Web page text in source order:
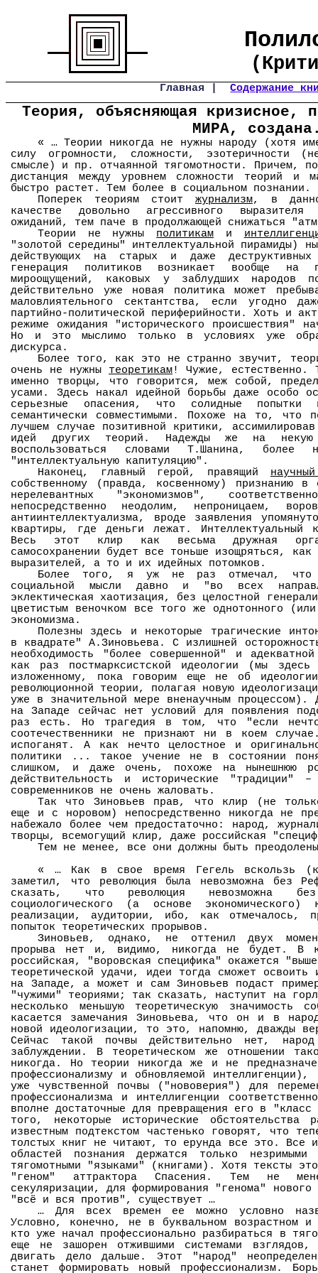
Главная | Содержание
Теория, объясняющая кризисное,
МИРА,
« … Теории никогда не нужны народу (хотя
силу огромности, сложности, эзотеричности
смысле) и пр. отчаянной тягомотности. Причем,
дистанция между уровнем сложности теорий и
быстро растет. Тем более в социальном познании.
Поперек теориям стоит журнализм, в
качестве довольно агрессивного выразителя
ожиданий, тем паче в продолжающей снижаться
Теории не нужны политикам и
"золотой середины" интеллектуальной пирамиды)
действующих на старых и даже
генерация политиков возникает вообще на
мироощущений, каковых у заблудших
действительно уже новая политика может
маловлиятельного сектантства, если угодно
партийно-политической периферийности. Хоть и
режиме ожидания "исторического происшествия"
Но и это мыслимо только в условиях уже
дискурса.
Более того, как это не странно звучит,
очень не нужны теоретикам! Чужие, естественно.
именно творцы, что говорится, меж собой,
усами. Здесь накал идейной борьбы даже особо
серьезные опасения, что солидные
семантически совместимыми. Похоже на то, что
лучшем случае позитивной критики,
идей других теорий. Надежды же на некую
воспользоваться словами Т.Шанина, более
"интеллектуальную капитуляцию".
Наконец, главный герой, правящий
собственному (правда, косвенному) признанию
нерелевантных "экономизмов",
непосредственно неодолим, непроницаем,
антиинтеллектуализма, вроде заявления
квартиры, где деньги лежат. Интеллектуальный
Весь этот клир как весьма дружная
самосохранении будет все тоньше изощряться,
выразителей, а то и их идейных потомков.
Более того, я уж не раз отмечал, что
социальной мысли давно и "во всех
эклектическая хаотизация, без целостной
цветистым веночком все того же однотонного
экономизма.
Полезны здесь и некоторые трагические
в квадрате" А.Зиновьева. С излишней
необходимость "более совершенной" и
как раз постмарксистской идеологии (мы
изложенному, пока говорим еще не об
революционной теории, полагая новую
уже в значительной мере вненаучным
на Западе сейчас нет условий для появления
раз есть. Но трагедия в том, что "если нечто
соотечественники не признают ни в коем
испоганят. А как нечто целостное и
политики ... такое учение не в состоянии
слишком, и даже очень, похоже на нынешнюю
действительность и исторические
современников не очень жаловать.
Так что Зиновьев прав, что клир (не
еще и с норовом) непосредственно никогда не
набежало более чем предостаточно: народ,
творцы, всемогущий клир, даже российская
Тем не менее, все они должны быть
« … Как в свое время Гегель вскользь
заметил, что революция была невозможна без
сказать, что революция невозможна без
социологического (а основе
реализации, аудитории, ибо, как отмечалось,
попыток теоретических прорывов.
Зиновьев, однако, не оттенил двух
прорыва нет и, видимо, никогда не будет. В
российская, "воровская специфика" окажется
теоретической удачи, идеи тогда сможет
на Западе, а может и сам Зиновьев подаст
"чужими" теориями; так сказать, наступит на
несколько меньшую теоретическую значимость
касается замечания Зиновьева, что он и в
новой идеологизации, то это, напомню, дважды
Сейчас такой почвы действительно нет,
заблуждении. В теоретическом же отношении
никогда. Но теории никогда же и не
профессионализму и обновляемой
уже чувственной почвы ("нововерия") для
профессионализма и интеллигенции
вполне достаточные для превращения его в
того, некоторые исторические обстоятельства
известным подтекстом частенько говорят, что
толстых книг не читают, то ерунда все это. Все
областей познания держатся только незримыми
тягомотными "языками" (книгами). Хотя тексты
"геном" аттрактора Спасения. Тем не
секуляризации, для формирования "генома" нового
"всё и вся против", существует …
… Для всех времен ее можно условно
Условно, конечно, не в буквальном возрастном
кто уже начал профессионально разбираться в
еще не зашорен отжившими системами
двигать дело дальше. Этот "народ"
станет формировать новый профессионализм.